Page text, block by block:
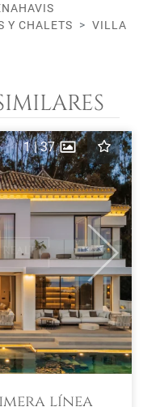
Y CHALETS
VILLA
Next
1|37
línea